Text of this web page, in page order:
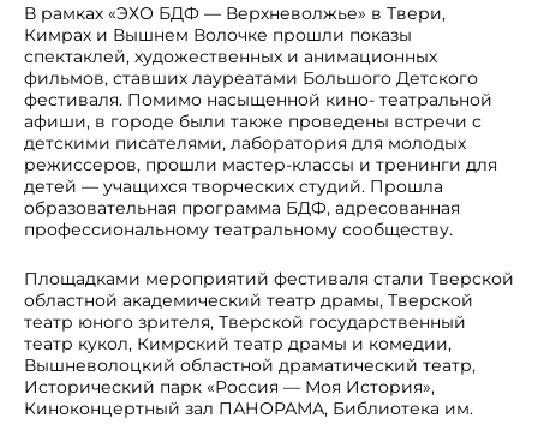
В рамках «ЭХО БДФ — Верхневолжье» в Твери,
Кимрах и Вышнем Волочке прошли показы
спектаклей, художественных и анимационных
фильмов, ставших лауреатами Большого Детского
фестиваля. Помимо насыщенной кино- театральной
афиши, в городе были также проведены встречи с
детскими писателями, лаборатория для молодых
режиссеров, прошли мастер-классы и тренинги для
детей — учащихся творческих студий. Прошла
образовательная программа БДФ, адресованная
профессиональному театральному сообществу.
Площадками мероприятий фестиваля стали Тверской
областной академический театр драмы, Тверской
театр юного зрителя, Тверской государственный
театр кукол, Кимрский театр драмы и комедии,
Вышневолоцкий областной драматический театр,
Исторический парк «Россия — Моя История»,
Киноконцертный зал ПАНОРАМА, Библиотека им.